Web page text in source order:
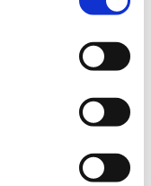
Vauvojen
ovat